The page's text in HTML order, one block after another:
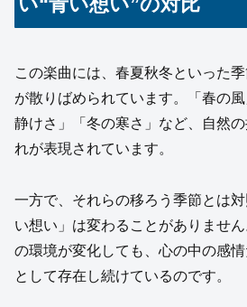
この楽曲には、春夏秋冬といった
が散りばめられています。「春の
静けさ」「冬の寒さ」など、自然
れが表現されています。
一方で、それらの移ろう季節とは
い想い」は変わることがありませ
の環境が変化しても、心の中の感情
として存在し続けているのです。